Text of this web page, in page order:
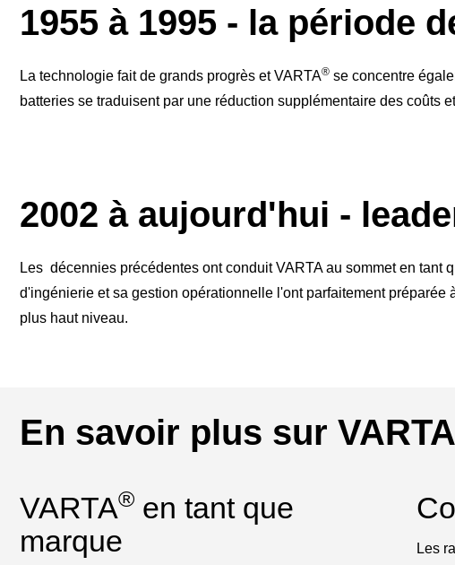
1955 à 1995 - la période
La technologie fait de grands progrès et VARTA® se concentre
batteries se traduisent par une réduction supplémentaire des coûts
2002 à aujourd'hui -
Les décennies précédentes ont conduit VARTA au sommet en
d'ingénierie et sa gestion opérationnelle l'ont parfaitement
plus haut niveau.
En savoir plus sur VARTA
VARTA® en tant que
marque
Les